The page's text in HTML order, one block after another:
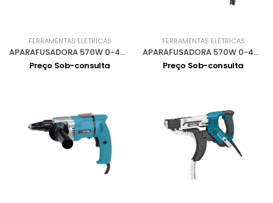
FERRAMENTAS ELÉTRICAS
APARAFUSADORA 570W 0-4000Rpm FS4000
Preço Sob-consulta
FERRAMENTAS ELÉTRICAS
APARAFUSADORA 570W 0-4000Rpm FS4200
Preço Sob-consulta